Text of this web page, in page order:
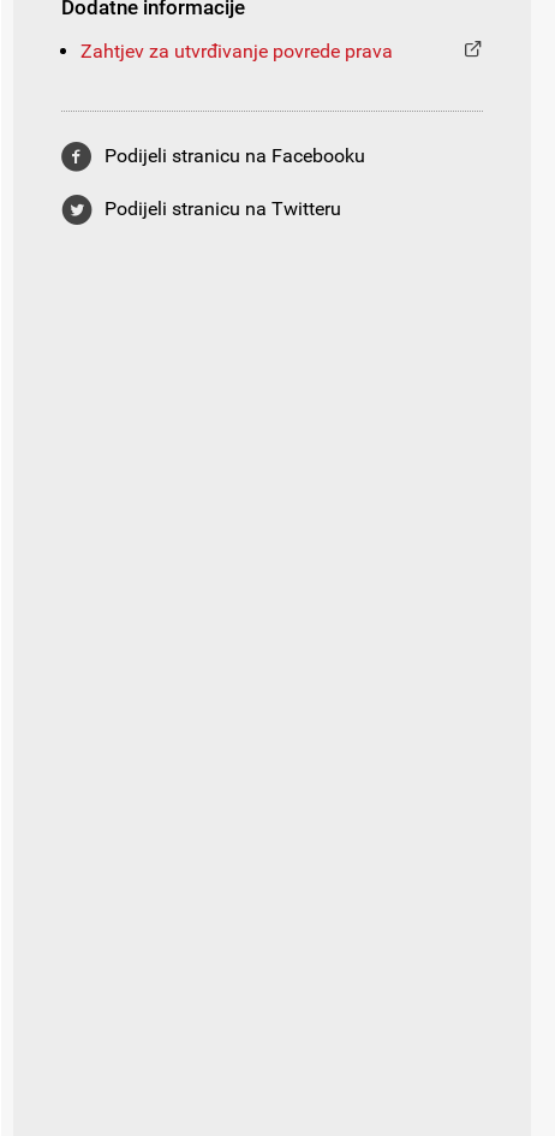
Dodatne informacije
Zahtjev za utvrđivanje povrede prava
Podijeli stranicu na Facebooku
Podijeli stranicu na Twitteru